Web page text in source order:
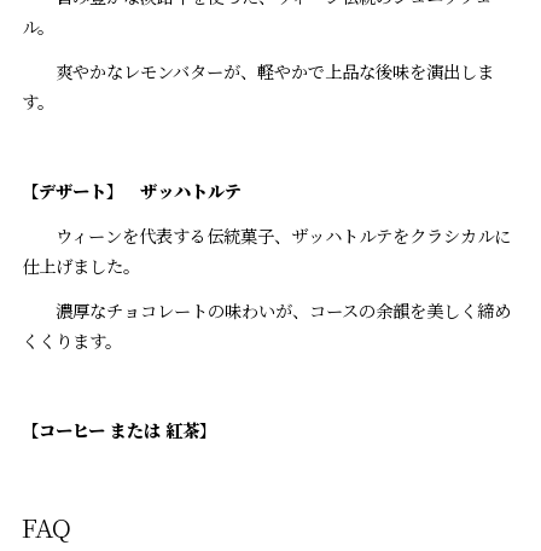
ル。
爽やかなレモンバターが、軽やかで上品な後味を演出しま
す。
【デザート】 ザッハトルテ
ウィーンを代表する伝統菓子、ザッハトルテをクラシカルに
仕上げました。
濃厚なチョコレートの味わいが、コースの余韻を美しく締め
くくります。
【コーヒー または 紅茶】
FAQ